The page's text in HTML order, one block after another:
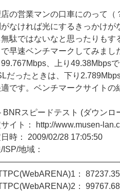
の営業マンの口車にのって
なければ光にするきっかけ
駄ではないなと思ったりもす
早速ベンチマークしてみまし
、上り49.38Mbpsで
だったときは、下り
適です。ベンチマークサイトの
スピードテスト (ダウン
イト： http://www.musen-
時： 2009/02/28 17:05:50
ISP/地域：
：
：